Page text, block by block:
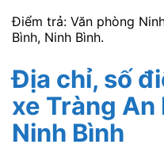
Điểm trả: Văn phòng
Bình, Ninh Bình.
Địa chỉ, số
xe Tràng
Ninh Bình